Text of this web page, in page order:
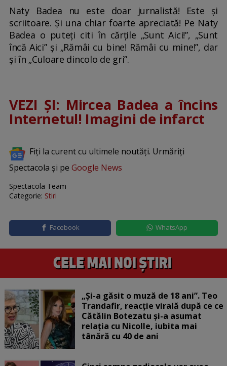
Naty Badea nu este doar jurnalistă! Este și
scriitoare. Și una chiar foarte apreciată! Pe Naty
Badea o puteți citi în cărțile „Sunt Aici!”, „Sunt
încă Aici” și „Rămâi cu bine! Rămâi cu mine!”, dar
și în „Culoare dincolo de gri”.
VEZI ȘI: Mircea Badea a încins
Internetul! Imagini de infarct
Fiți la curent cu ultimele noutăți. Urmăriți
Spectacola și pe Google News
Spectacola Team
Categorie: Stiri
Facebook WhatsApp
„Și-a găsit o muză de 18 ani”. Teo
Trandafir, reacție virală după ce ce
Cătălin Botezatu și-a asumat
relația cu Nicolle, iubita mai
tânără cu 40 de ani